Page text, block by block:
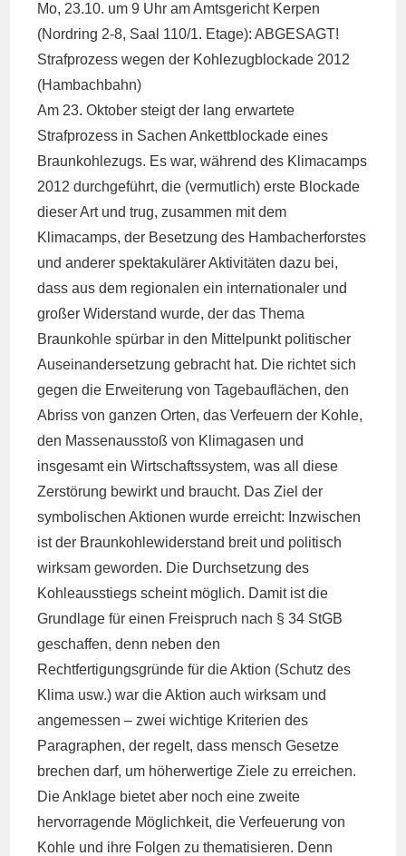
Mo, 23.10. um 9 Uhr am Amtsgericht Kerpen
(Nordring 2-8, Saal 110/1. Etage): ABGESAGT!
Strafprozess wegen der Kohlezugblockade 2012
(Hambachbahn)
Am 23. Oktober steigt der lang erwartete
Strafprozess in Sachen Ankettblockade eines
Braunkohlezugs. Es war, während des Klimacamps
2012 durchgeführt, die (vermutlich) erste Blockade
dieser Art und trug, zusammen mit dem
Klimacamps, der Besetzung des Hambacherforstes
und anderer spektakulärer Aktivitäten dazu bei,
dass aus dem regionalen ein internationaler und
großer Widerstand wurde, der das Thema
Braunkohle spürbar in den Mittelpunkt politischer
Auseinandersetzung gebracht hat. Die richtet sich
gegen die Erweiterung von Tagebauflächen, den
Abriss von ganzen Orten, das Verfeuern der Kohle,
den Massenausstoß von Klimagasen und
insgesamt ein Wirtschaftssystem, was all diese
Zerstörung bewirkt und braucht. Das Ziel der
symbolischen Aktionen wurde erreicht: Inzwischen
ist der Braunkohlewiderstand breit und politisch
wirksam geworden. Die Durchsetzung des
Kohleausstiegs scheint möglich. Damit ist die
Grundlage für einen Freispruch nach § 34 StGB
geschaffen, denn neben den
Rechtfertigungsgründe für die Aktion (Schutz des
Klima usw.) war die Aktion auch wirksam und
angemessen – zwei wichtige Kriterien des
Paragraphen, der regelt, dass mensch Gesetze
brechen darf, um höherwertige Ziele zu erreichen.
Die Anklage bietet aber noch eine zweite
hervorragende Möglichkeit, die Verfeuerung von
Kohle und ihre Folgen zu thematisieren. Denn